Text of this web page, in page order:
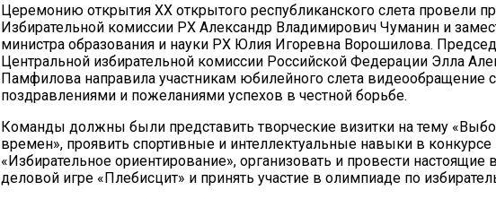
Церемонию открытия ХХ открытого республиканского слета провели
Избирательной комиссии РХ Александр Владимирович Чуманин и
министра образования и науки РХ Юлия Игоревна Ворошилова.
Центральной избирательной комиссии Российской Федерации Элла
Памфилова направила участникам юбилейного слета видеообращение с
поздравлениями и пожеланиями успехов в честной борьбе.
Команды должны были представить творческие визитки на тему
времен», проявить спортивные и интеллектуальные навыки в конкурсе
«Избирательное ориентирование», организовать и провести
деловой игре «Плебисцит» и принять участие в олимпиаде по